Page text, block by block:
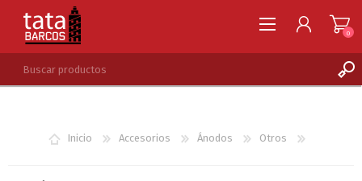
LISTA DE DESEOS
0
Inicio Accesorios Ánodos Otros